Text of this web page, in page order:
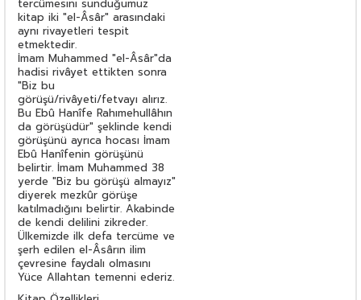
tercümesini sunduğumuz
kitap iki "el-Âsâr" arasındaki
aynı rivayetleri tespit
etmektedir.
İmam Muhammed "el-Âsâr"da
hadisi rivâyet ettikten sonra
"Biz bu
görüşü/rivâyeti/fetvayı alırız.
Bu Ebû Hanîfe Rahımehullâhın
da görüşüdür" şeklinde kendi
görüşünü ayrıca hocası İmam
Ebû Hanîfenin görüşünü
belirtir. İmam Muhammed 38
yerde "Biz bu görüşü almayız"
diyerek mezkûr görüşe
katılmadığını belirtir. Akabinde
de kendi delilini zikreder.
Ülkemizde ilk defa tercüme ve
şerh edilen el-Âsârın ilim
çevresine faydalı olmasını
Yüce Allahtan temenni ederiz.